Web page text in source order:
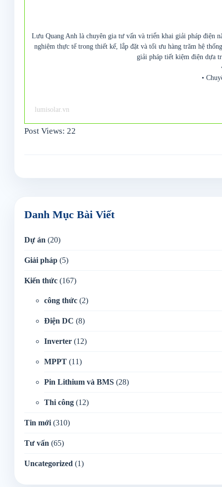
Lưu Quang Anh là chuyên gia tư vấn và triển khai giải pháp điện
nghiệm thực tế trong thiết kế, lắp đặt và tối ưu hàng trăm hệ
giải pháp tiết kiệm điện dựa
•
lumisolar.vn
Post Views: 22
Danh Mục Bài Viết
Dự án (20)
Giải pháp (5)
Kiến thức (167)
công thức (2)
Điện DC (8)
Inverter (12)
MPPT (11)
Pin Lithium và BMS (28)
Thi công (12)
Tin mới (310)
Tư vấn (65)
Uncategorized (1)